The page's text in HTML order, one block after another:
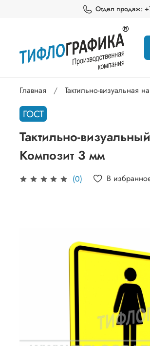
Отдел продаж:
Главная Тактильно-визуальная
ГОСТ
Тактильно-
Композит 3 мм
(0) В